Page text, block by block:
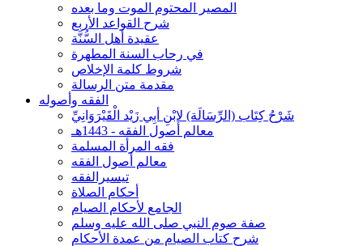
المصير المحتوم الموت وما بعده
شرح القواعد الأربع
عقيدة أهل السُّنَّة
في رحاب السنة المطهرة
شروط كلمة الإخلاص
مقدمة متن الرسالة
الفقه وأصوله
شَرْحُ كِتَاب (الرِّسَالَة) لابْنِ أبِي زَيْد الْقَيْرَوَانِيِّ
معالم أصول الفقه - 1443هـ
فقه المرأة المسلمة
معالم أصول الفقه
تيسيرالفقه
أحكام الصلاة
الجامع لأحكام الصيام
صفة صوم النبي صلى الله عليه وسلم
شرح كتاب الصيام من عمدة الأحكام